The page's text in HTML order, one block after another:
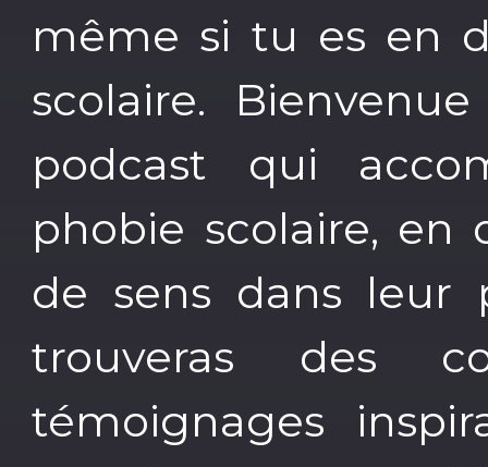
même si tu es en
scolaire.
podcast qui
phobie scolaire, en
de sens dans leur
trouveras des
témoignages